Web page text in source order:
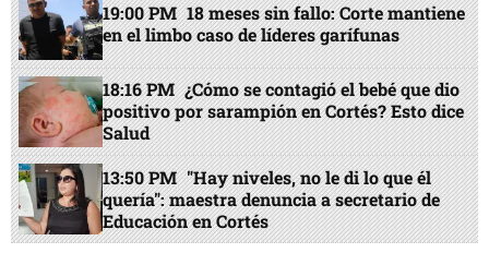
19:00 PM 18 meses sin fallo: Corte mantiene
en el limbo caso de líderes garífunas
18:16 PM ¿Cómo se contagió el bebé que dio
positivo por sarampión en Cortés? Esto dice
Salud
13:50 PM "Hay niveles, no le di lo que él
quería": maestra denuncia a secretario de
Educación en Cortés